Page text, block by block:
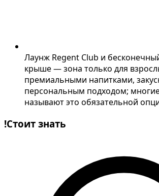
Лаунж Regent Club и
крыше — зона только для
премиальными напитками,
персональным подходом;
называют это обязательной
!Стоит знать